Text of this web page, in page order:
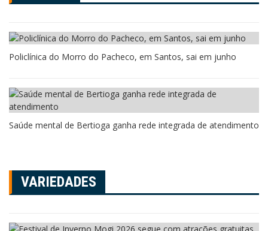
Policlínica do Morro do Pacheco, em Santos, sai em junho
Saúde mental de Bertioga ganha rede integrada de atendimento
VARIEDADES